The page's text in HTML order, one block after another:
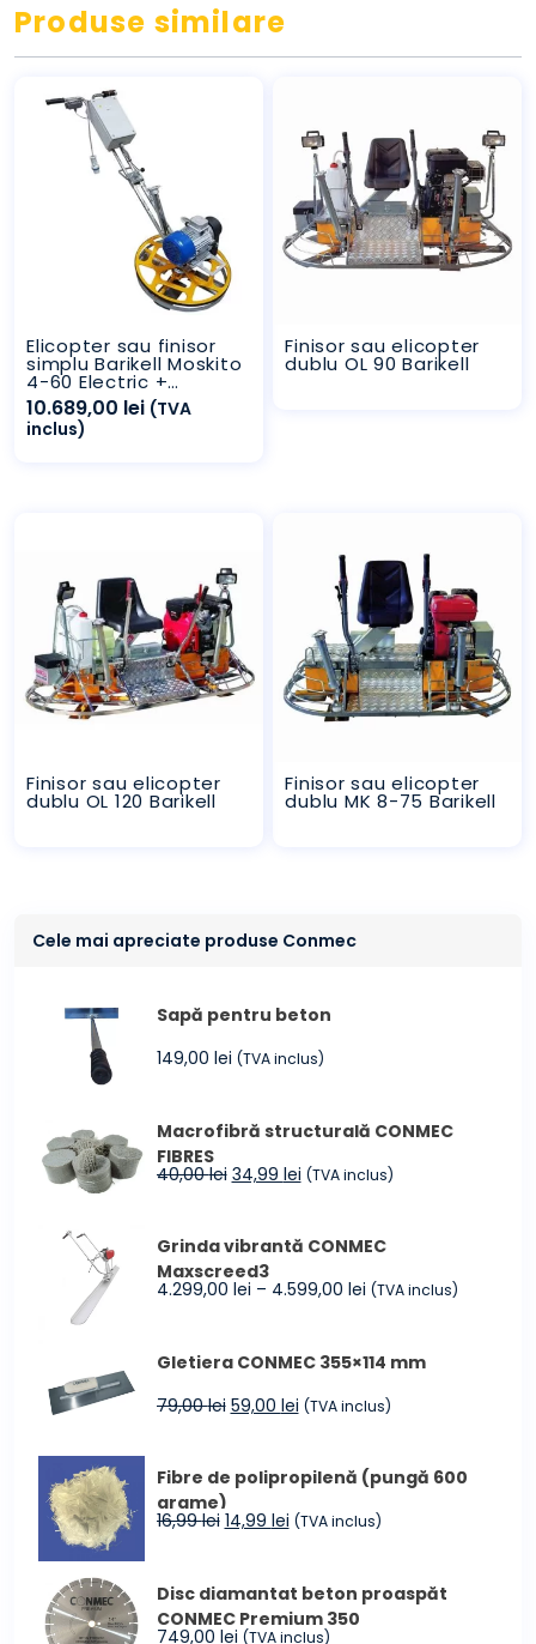
Produse similare
Elicopter sau finisor
simplu Barikell Moskito
4-60 Electric +
Variator
10.689,00 lei (TVA
inclus)
Finisor sau elicopter
dublu OL 90 Barikell
Finisor sau elicopter
dublu OL 120 Barikell
Finisor sau elicopter
dublu MK 8-75 Barikell
Cele mai apreciate produse Conmec
Sapă pentru beton
149,00 lei (TVA inclus)
Macrofibră structurală CONMEC
FIBRES
40,00lei Prețul
fost:
40,00 lei.
34,99 leiPrețul
34,99 lei.
(TVA inclus)
Grinda vibrantă CONMEC
Maxscreed3
4.299,00 lei – 4.599,00 leiInterval
4.299,00 lei
la
(TVA inclus)
Gletiera CONMEC 355×114 mm
79,00lei Prețul
fost:
59,00 leiPrețul
59,00 lei.
(TVA inclus)
Fibre de polipropilenă (pungă 600
grame)
16,99lei Prețul
fost:
16,99 lei.
14,99 leiPrețul
14,99 lei.
(TVA inclus)
Disc diamantat beton proaspăt
CONMEC Premium 350
749,00 lei (TVA inclus)